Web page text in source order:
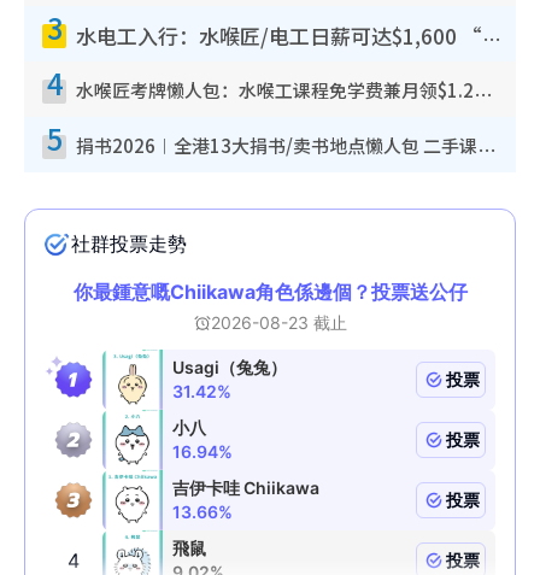
3 水电工入行：水喉匠/电工日薪可达$1,600 “铁饭碗”职业难被AI取代！附薪酬参考+入行考牌路径
4 水喉匠考牌懒人包：水喉工课程免学费兼月领$1.2万津贴 即看水喉匠考牌4阶段+入行课程建议
5 捐书2026︱全港13大捐书/卖书地点懒人包 二手课本最高$150＋旧书换免费咖啡/戏票